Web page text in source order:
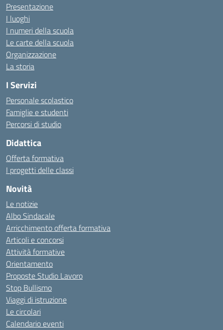
Presentazione
I luoghi
I numeri della scuola
Le carte della scuola
Organizzazione
La storia
I Servizi
Personale scolastico
Famiglie e studenti
Percorsi di studio
Didattica
Offerta formativa
I progetti delle classi
Novità
Le notizie
Albo Sindacale
Arricchimento offerta formativa
Articoli e concorsi
Attività formative
Orientamento
Proposte Studio Lavoro
Stop Bullismo
Viaggi di istruzione
Le circolari
Calendario eventi